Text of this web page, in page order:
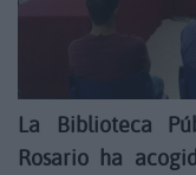
La Biblioteca
Rosario ha